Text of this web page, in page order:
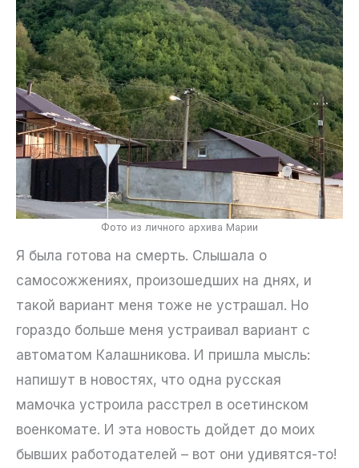
Фото из личного архива Марии
Я была готова на смерть. Слышала о
самосожжениях, произошедших на днях, и
такой вариант меня тоже не устрашал. Но
гораздо больше меня устраивал вариант с
автоматом Калашникова. И пришла мысль:
напишут в новостях, что одна русская
мамочка устроила расстрел в осетинском
военкомате. И эта новость дойдет до моих
бывших работодателей – вот они удивятся-то!